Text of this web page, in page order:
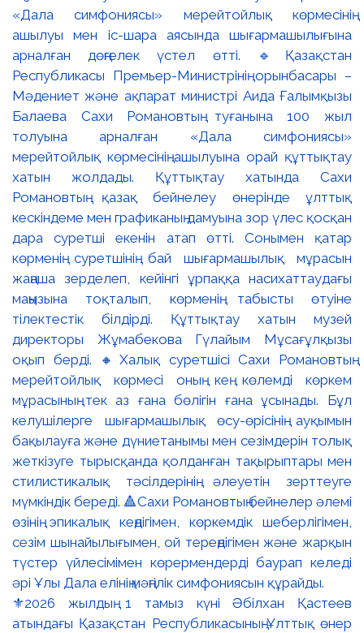
⚜️2026 жылдың 1 тамыз күні Әбілхан Қастеев
атындағы Қазақстан Республикасының Ұлттық өнер